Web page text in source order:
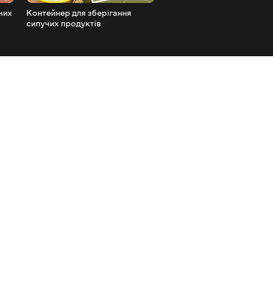
Контейнер для зберігання
сипучих продуктів